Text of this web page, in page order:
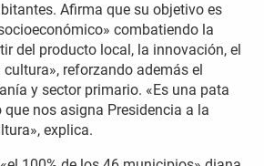
Afirma que su objetivo es
combatiendo la
del producto local, la innovación, el
reforzando además el
y sector primario. «Es una pata
nos asigna Presidencia a la
explica.